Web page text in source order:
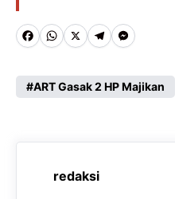
F
c
b
W
a
s
A
X T
l
g
r
M
s
e
ART Gasak 2 HP Majikan
redaksi